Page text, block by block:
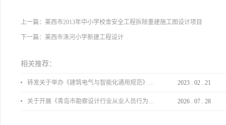
上一篇： 莱西市2013年中小学校舍安全工程拆除重建施工图设计项目
下一篇： 莱西市洙河小学新建工程设计
相关推荐：
转发关于举办《建筑电气与智能化通用规范》 GB55024-2022公益宣贯的通知 2023 . 02 . 21
关于开展《青岛市勘察设计行业从业人员行为导则》、《青岛市住宅工程设计审查品质提升指引（2026版）》宣贯活动的通知 2026 . 07 . 28